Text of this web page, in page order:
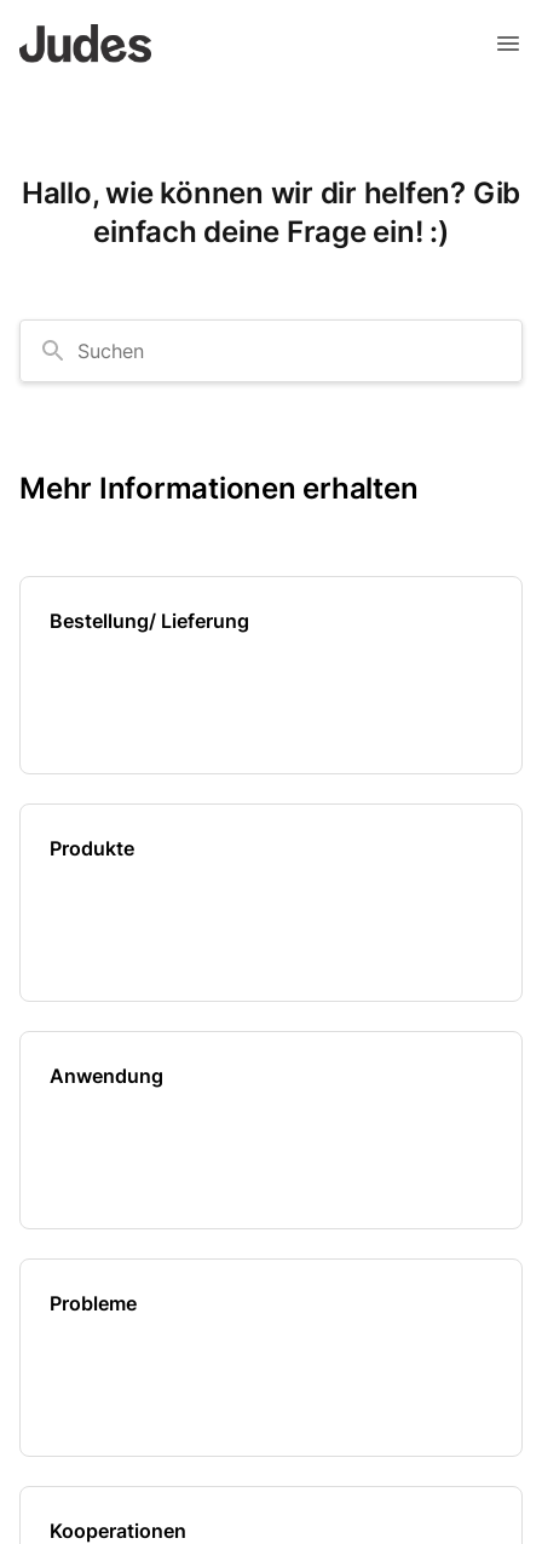
Hallo, wie können wir dir helfen? Gib
einfach deine Frage ein! :)
Suchen
Mehr Informationen erhalten
Bestellung/ Lieferung
Produkte
Anwendung
Probleme
Kooperationen